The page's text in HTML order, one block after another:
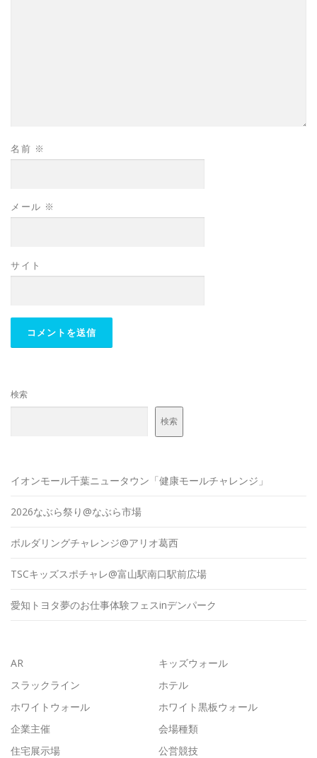
名前 ※
メール ※
サイト
検索
検索
イオンモール千葉ニュータウン「健康モールチャレンジ」
2026なぶら祭り@なぶら市場
ボルダリングチャレンジ@アリオ葛西
TSCキッズスポチャレ@富山駅南口駅前広場
愛知トヨタ夢のお仕事体験フェスinデンパーク
AR
キッズウォール
スラックライン
ホテル
ホワイトウォール
ホワイト黒板ウォール
企業主催
会場種類
住宅展示場
公営競技